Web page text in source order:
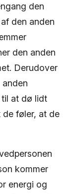
den
den anden
den anden
Derudover
til at dø lidt
føler, at de
kommer
energi og